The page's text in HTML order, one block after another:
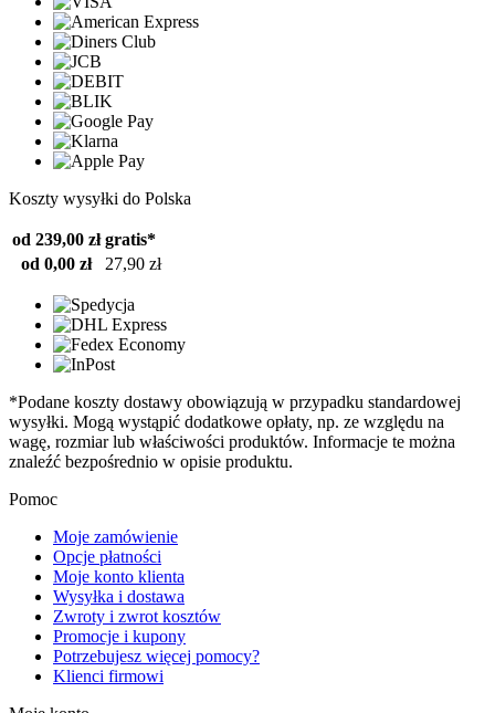
Koszty wysyłki do Polska
od 239,00 zł gratis*
od 0,00 zł
27,90 zł
*Podane koszty dostawy obowiązują w przypadku standardowej
wysyłki. Mogą wystąpić dodatkowe opłaty, np. ze względu na
wagę, rozmiar lub właściwości produktów. Informacje te można
znaleźć bezpośrednio w opisie produktu.
Pomoc
Moje zamówienie
Opcje płatności
Moje konto klienta
Wysyłka i dostawa
Zwroty i zwrot kosztów
Promocje i kupony
Potrzebujesz więcej pomocy?
Klienci firmowi